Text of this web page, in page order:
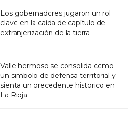
Los gobernadores jugaron un rol
clave en la caída de capítulo de
extranjerización de la tierra
Valle hermoso se consolida como
un simbolo de defensa territorial y
sienta un precedente historico en
La Rioja